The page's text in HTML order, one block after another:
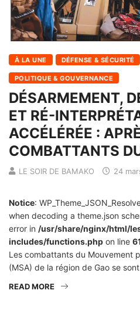
À LA UNE DÉFENSE & SÉCURITÉ
POLITIQUE & GOUVERNANCE
DÉSARMEMENT,
ET RÉ-
ACCÉLÉRÉE :
COMBATTANTS
LE SOIR DE BAMAKO 24
Notice:
when decoding a theme.json
error in /usr/share/nginx/html/
includes/functions.php on line
Les combattants du Mouvement
(MSA) de la région de Gao se
READ MORE